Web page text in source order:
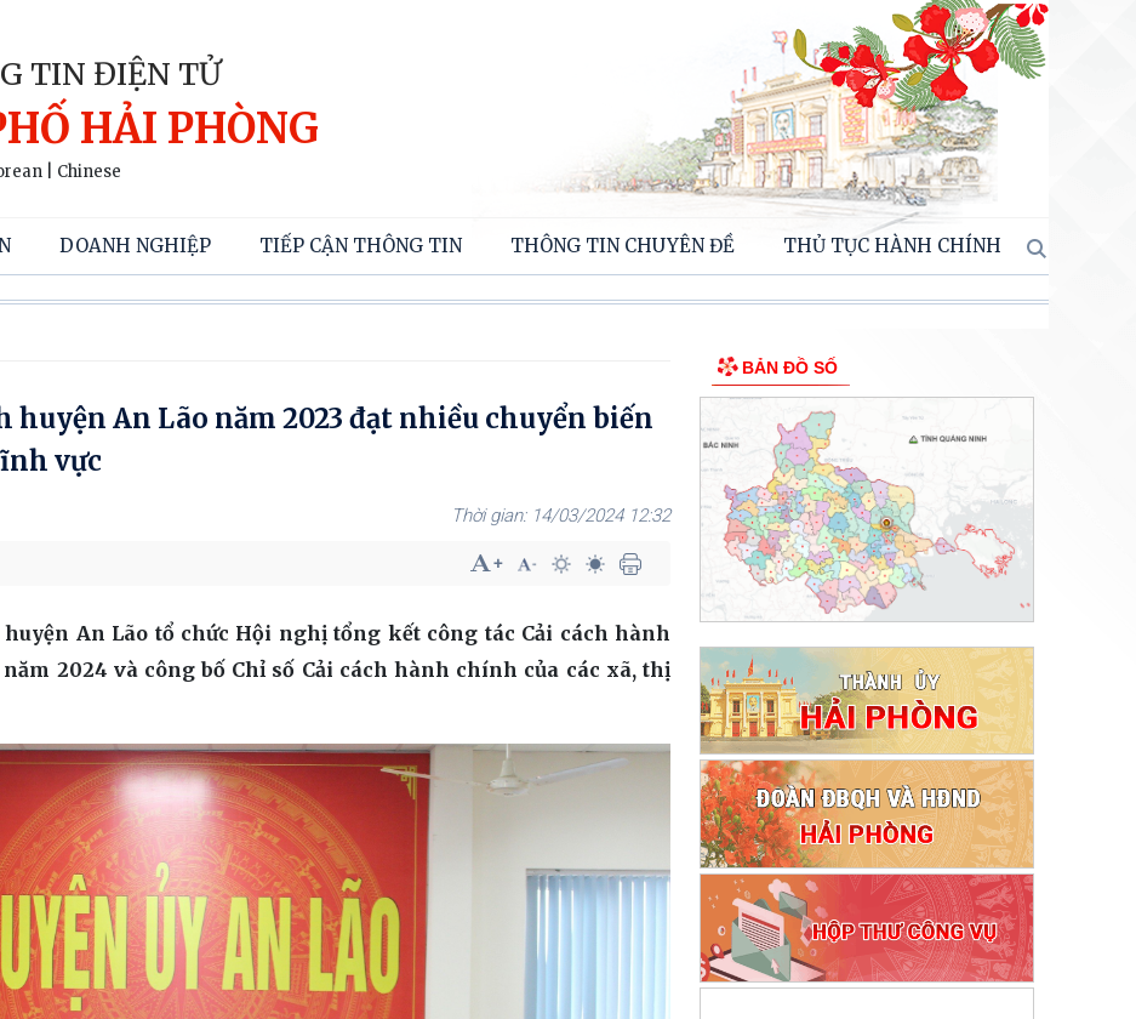
TIN ĐIỆN TỬ
HẢI PHÒNG
Chinese
DOANH NGHIỆP TIẾP CẬN THÔNG TIN THÔNG TIN CHUYÊN ĐỀ THỦ TỤC HÀNH CHÍNH
huyện An Lão năm 2023 đạt nhiều chuyển biến
vực
14/03/2024 12:32
An Lão tổ chức Hội nghị tổng kết công tác Cải cách hành
2024 và công bố Chỉ số Cải cách hành chính của các xã, thị
BẢN ĐỒ SỐ